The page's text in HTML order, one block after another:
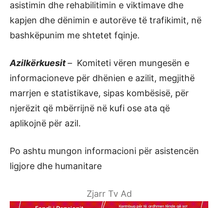
asistimin dhe rehabilitimin e viktimave dhe
kapjen dhe dënimin e autorëve të trafikimit, në
bashkëpunim me shtetet fqinje.
Azilkërkuesit– Komiteti vëren mungesën e
informacioneve për dhënien e azilit, megjithë
marrjen e statistikave, sipas kombësisë, për
njerëzit që mbërrijnë në kufi ose ata që
aplikojnë për azil.
Po ashtu mungon informacioni për asistencën
ligjore dhe humanitare
Zjarr Tv Ad